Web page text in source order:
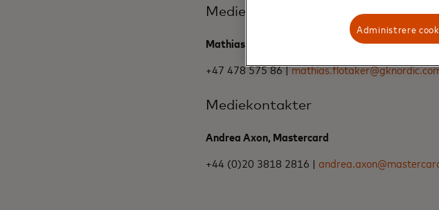
Mediekontakter
Mathias Fløtaker, Geelmuyden Kiese
+47 478 575 86 |
Mediekontakter
Andrea Axon, Mastercard
+44 (0)20 3818 2816 |
Administrere